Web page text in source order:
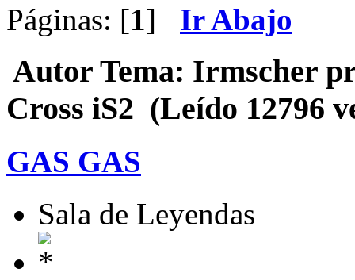
Páginas: [1] Ir Abajo
Autor Tema: Irmscher
Cross iS2 (Leído 12796
GAS GAS
Sala de Leyendas